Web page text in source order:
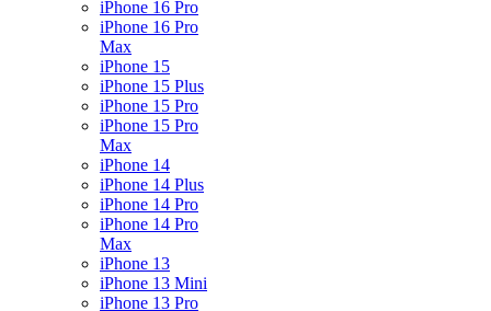
iPhone 16 Pro
iPhone 16 Pro
Max
iPhone 15
iPhone 15 Plus
iPhone 15 Pro
iPhone 15 Pro
Max
iPhone 14
iPhone 14 Plus
iPhone 14 Pro
iPhone 14 Pro
Max
iPhone 13
iPhone 13 Mini
iPhone 13 Pro